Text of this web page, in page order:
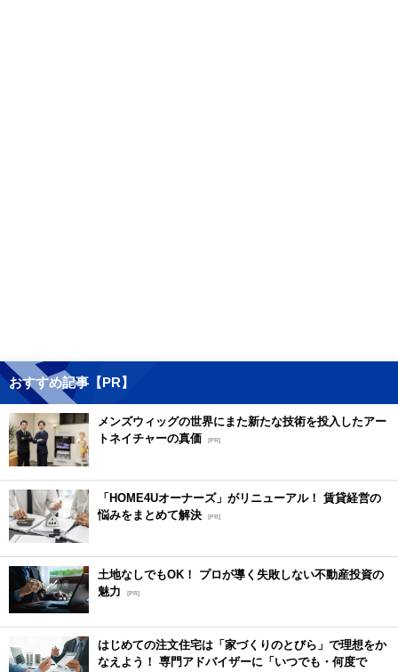
おすすめ記事【PR】
メンズウィッグの世界にまた新たな技術を投入したアー
トネイチャーの真価
[PR]
「HOME4Uオーナーズ」がリニューアル！ 賃貸経営の
悩みをまとめて解決 [PR]
土地なしでもOK！ プロが導く失敗しない不動産投資の
魅力
[PR]
はじめての注文住宅は「家づくりのとびら」で理想をか
なえよう！ 専門アドバイザーに「いつでも・何度で